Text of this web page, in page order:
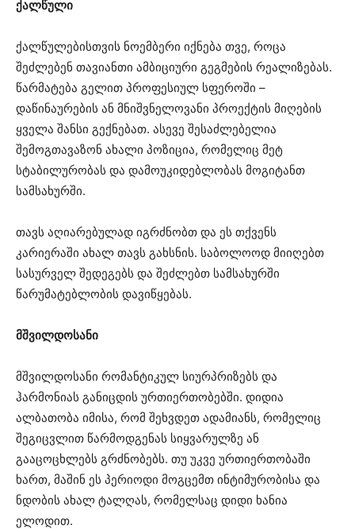
ქალწული
ქალწულებისთვის ნოემბერი იქნება თვე, როცა
შეძლებენ თავიანთი ამბიციური გეგმების რეალიზებას.
წარმატება გელით პროფესიულ სფეროში –
დაწინაურების ან მნიშვნელოვანი პროექტის მიღების
ყველა შანსი გექნებათ. ასევე შესაძლებელია
შემოგთავაზონ ახალი პოზიცია, რომელიც მეტ
სტაბილურობას და დამოუკიდებლობას მოგიტანთ
სამსახურში.
თავს აღიარებულად იგრძნობთ და ეს თქვენს
კარიერაში ახალ თავს გახსნის. საბოლოოდ მიიღებთ
სასურველ შედეგებს და შეძლებთ სამსახურში
წარუმატებლობის დავიწყებას.
მშვილდოსანი
მშვილდოსანი რომანტიკულ სიურპრიზებს და
ჰარმონიას განიცდის ურთიერთობებში. დიდია
ალბათობა იმისა, რომ შეხვდეთ ადამიანს, რომელიც
შეგიცვლით წარმოდგენას სიყვარულზე ან
გააცოცხლებს გრძნობებს. თუ უკვე ურთიერთობაში
ხართ, მაშინ ეს პერიოდი მოგცემთ ინტიმურობისა და
ნდობის ახალ ტალღას, რომელსაც დიდი ხანია
ელოდით.